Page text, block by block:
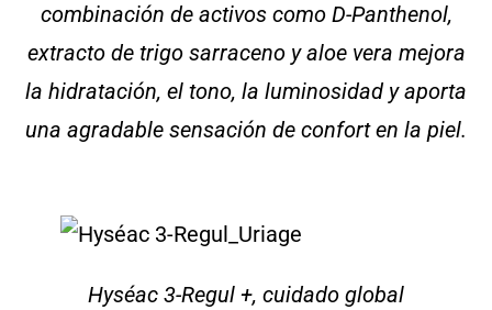
combinación de activos como D-Panthenol,
extracto de trigo sarraceno y aloe vera mejora
la hidratación, el tono, la luminosidad y aporta
una agradable sensación de confort en la piel.
Hyséac 3-Regul +, cuidado global